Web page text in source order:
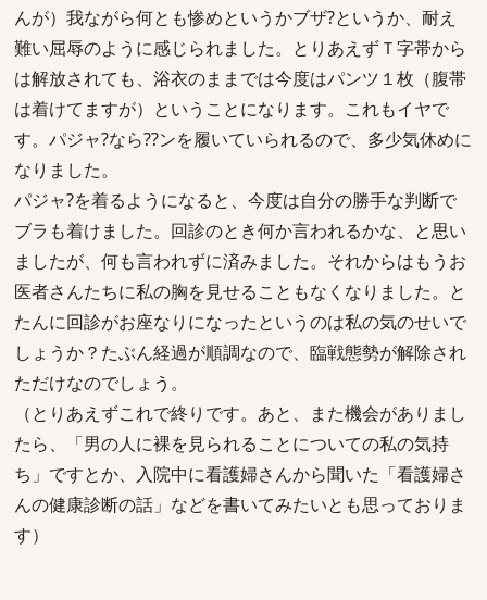
んが）我ながら何とも惨めというかブザ?というか、耐え
難い屈辱のように感じられました。とりあえずＴ字帯から
は解放されても、浴衣のままでは今度はパンツ１枚（腹帯
は着けてますが）ということになります。これもイヤで
す。パジャ?なら??ンを履いていられるので、多少気休めに
なりました。
パジャ?を着るようになると、今度は自分の勝手な判断で
ブラも着けました。回診のとき何か言われるかな、と思い
ましたが、何も言われずに済みました。それからはもうお
医者さんたちに私の胸を見せることもなくなりました。と
たんに回診がお座なりになったというのは私の気のせいで
しょうか？たぶん経過が順調なので、臨戦態勢が解除され
ただけなのでしょう。
（とりあえずこれで終りです。あと、また機会がありまし
たら、「男の人に裸を見られることについての私の気持
ち」ですとか、入院中に看護婦さんから聞いた「看護婦さ
んの健康診断の話」などを書いてみたいとも思っておりま
す）